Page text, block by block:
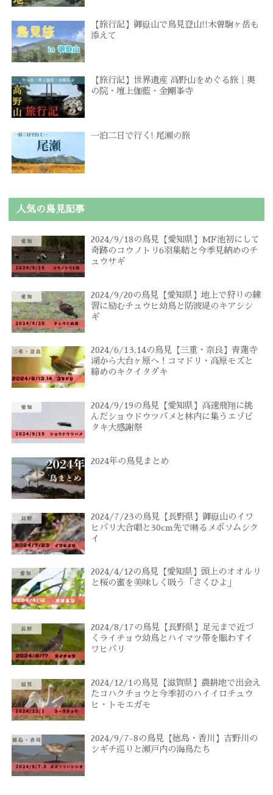
【旅行記】御嶽山で鳥見登山!!木曽駒ヶ岳も
添えて
【旅行記】世界遺産 高野山をめぐる旅｜奥
の院・壇上伽藍・金剛峯寺
一泊二日で行く! 尾瀬の旅
人気の鳥見記事
2024/9/18の鳥見【愛知県】MF池初にして
奇跡のコウノトリ6羽集結と今季見納めのチ
ュウサギ
2024/9/20の鳥見【愛知県】地上で狩りの練
習に励むチュウヒ幼鳥と防波堤のキアシシ
ギ
2024/6/13,14の鳥見【三重・奈良】青蓮寺
湖から大台ヶ原へ！コマドリ・高原モズと
締めのキクイタダキ
2024/9/19の鳥見【愛知県】高速飛翔に挑
んだショウドウツバメと林内に集うエゾビ
タキ大感謝祭
2024年の鳥見まとめ
2024/7/23の鳥見【長野県】御嶽山のイワ
ヒバリ大合唱と30cm先で囀るメボソムシク
イ
2024/4/12の鳥見【愛知県】頭上のオオルリ
と桜の蜜を美味しく吸う「さくひよ」
2024/8/17の鳥見【長野県】足元まで近づ
くライチョウ幼鳥とハイマツ帯を賑わすイ
ワヒバリ
2024/12/1の鳥見【滋賀県】農耕地で出会え
たコハクチョウと今季初のハイイロチュウ
ヒ・トモエガモ
2024/9/7-8の鳥見【徳島・香川】吉野川の
シギチ巡りと瀬戸内の海鳥たち